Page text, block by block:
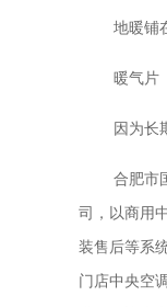
地暖铺
暖气片
因为长
合肥市
司，以商用
装售后等系
门店中央空